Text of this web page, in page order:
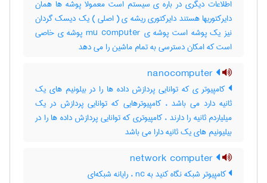
اطلاعات دیگری در باره ی سیستم است معمولاً پوشه ها همان
دایرکتوریها هستند دایرکتوری ریشه ی ( اصلی ) یک دیسک گردان
نیز یک پوشه است پوشه ی mu computer پوشه ی خاصی
است که امکان دسترسی به تمام ماشین را می دهد
کامپیوتر ی که توانایی پردازش داده ها را در بیلونیم های یک
ثانیه دارد می باشد ، کامپیوترهایی که توانایی پردازش در یک
میلیاردم ثانیه را دارند ، کامپیوتری که توانایی پردازش داده ها را در
بیلیونیم های یک ثانیه دارا می باشد
کامپیوتر شبکه نگاه کنید به nc ، رایانه شبکه‌ای